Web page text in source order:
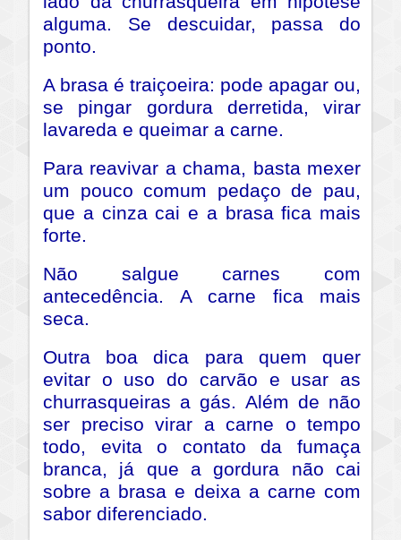
alguma. Se descuidar, passa do
ponto.
A brasa é traiçoeira: pode apagar ou,
se pingar gordura derretida, virar
lavareda e queimar a carne.
Para reavivar a chama, basta mexer
um pouco comum pedaço de pau,
que a cinza cai e a brasa fica mais
forte.
Não salgue carnes com
antecedência. A carne fica mais
seca.
Outra boa dica para quem quer
evitar o uso do carvão e usar as
churrasqueiras a gás. Além de não
ser preciso virar a carne o tempo
todo, evita o contato da fumaça
branca, já que a gordura não cai
sobre a brasa e deixa a carne com
sabor diferenciado.